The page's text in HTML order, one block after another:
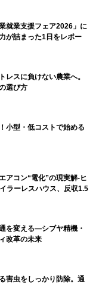
就業支援フェア2026」に
が詰まった1日をレポー
レスに負けない農業へ。
選び方
小型・低コストで始める
アコン“電化”の現実解-ヒ
ラーレスハウス、反収1.5
を変える―シブヤ精機・
改革の未来
害虫をしっかり防除。通